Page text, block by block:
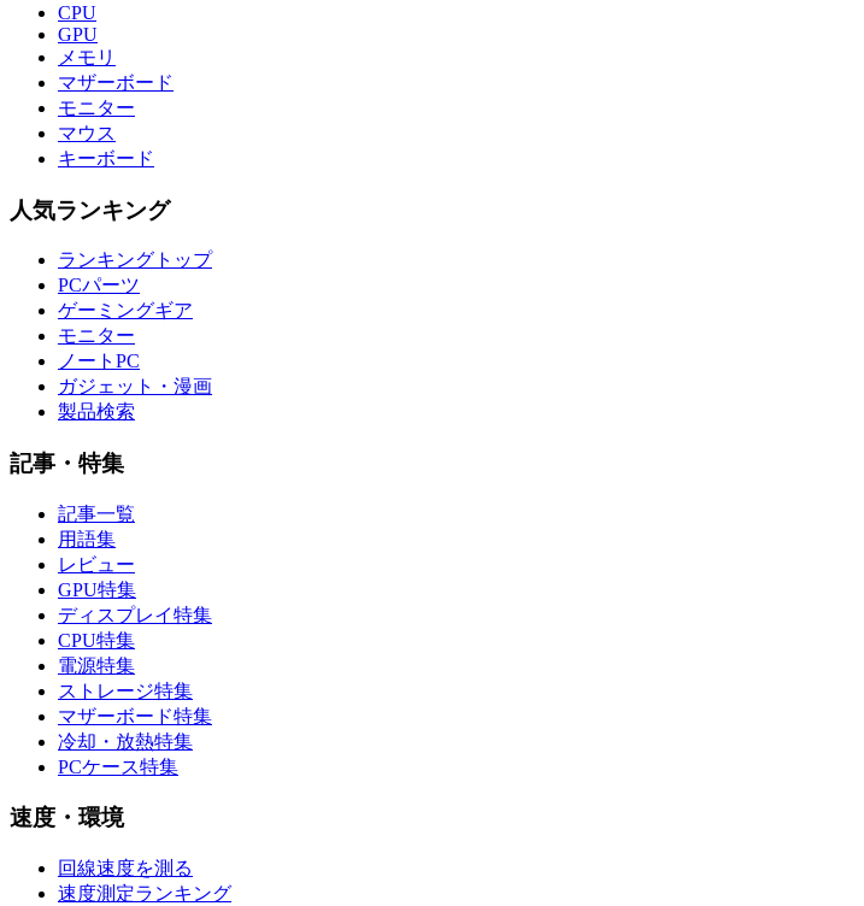
CPU
GPU
メモリ
マザーボード
モニター
マウス
キーボード
人気ランキング
ランキングトップ
PCパーツ
ゲーミングギア
モニター
ノートPC
ガジェット・漫画
製品検索
記事・特集
記事一覧
用語集
レビュー
GPU特集
ディスプレイ特集
CPU特集
電源特集
ストレージ特集
マザーボード特集
冷却・放熱特集
PCケース特集
速度・環境
回線速度を測る
速度測定ランキング